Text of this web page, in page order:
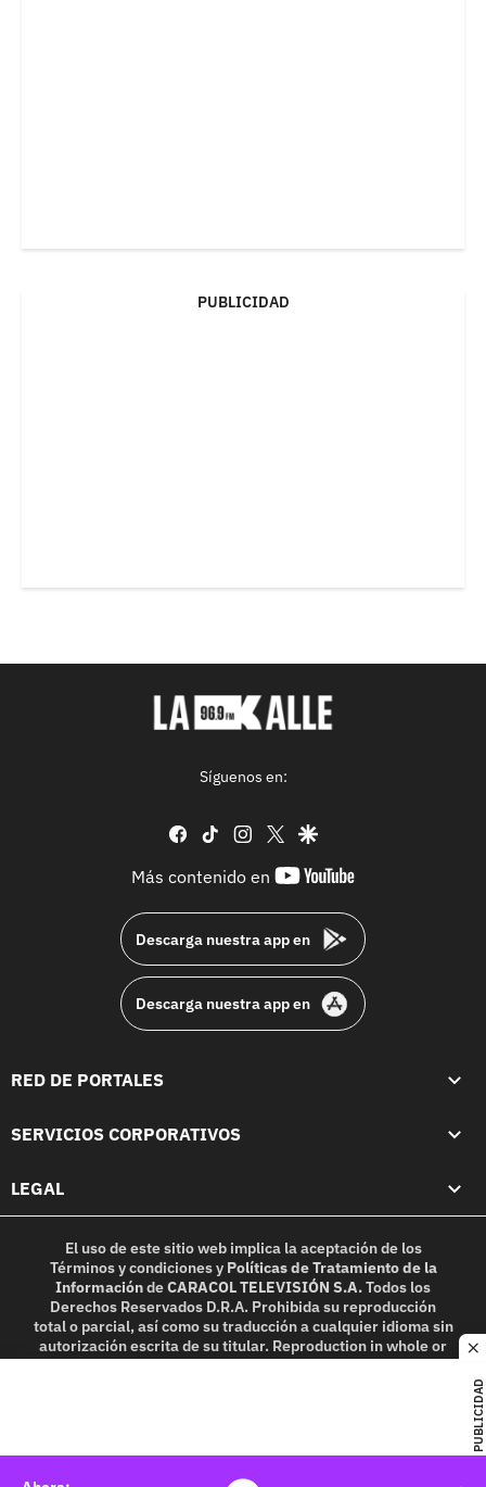
PUBLICIDAD
PUBLICIDAD
Síguenos en:
facebook
tiktok instagram
twittergoogle
Más contenido en
youtube-
Descarga nuestra app en
Descarga nuestra app en
RED DE PORTALES
SERVICIOS CORPORATIVOS
LEGAL
El uso de este sitio web implica la aceptación de los
Términos y condicionesy Políticas de Tratamiento de la
InformacióndeCARACOL TELEVISIÓN S.A.Todos los
Derechos Reservados D.R.A. Prohibida su reproducción
total o parcial, así como su traducción a cualquier idioma sin
autorización escrita de su titular. Reproduction in whole or